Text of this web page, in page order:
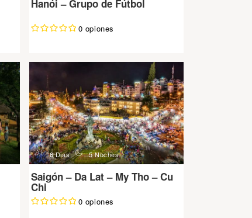
Hanói – Grupo de Fútbol
0 opiones
d 6 Dias n 5 Noches
Saigón – Da Lat – My Tho – Cu
Chi
0 opiones